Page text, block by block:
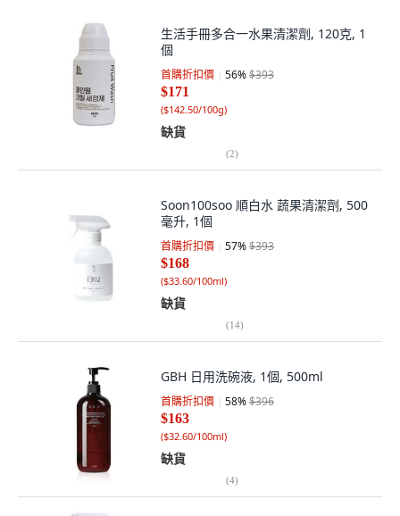
生活手冊多合一水果清潔劑, 120克, 1
個
首購折扣價 56%$393
$171
($142.50/100g)
缺貨
(2)
Soon100soo 順白水 蔬果清潔劑, 500
毫升, 1個
首購折扣價 57%$393
$168
($33.60/100ml)
缺貨
(14)
GBH 日用洗碗液, 1個, 500ml
首購折扣價 58%$396
$163
($32.60/100ml)
缺貨
(4)